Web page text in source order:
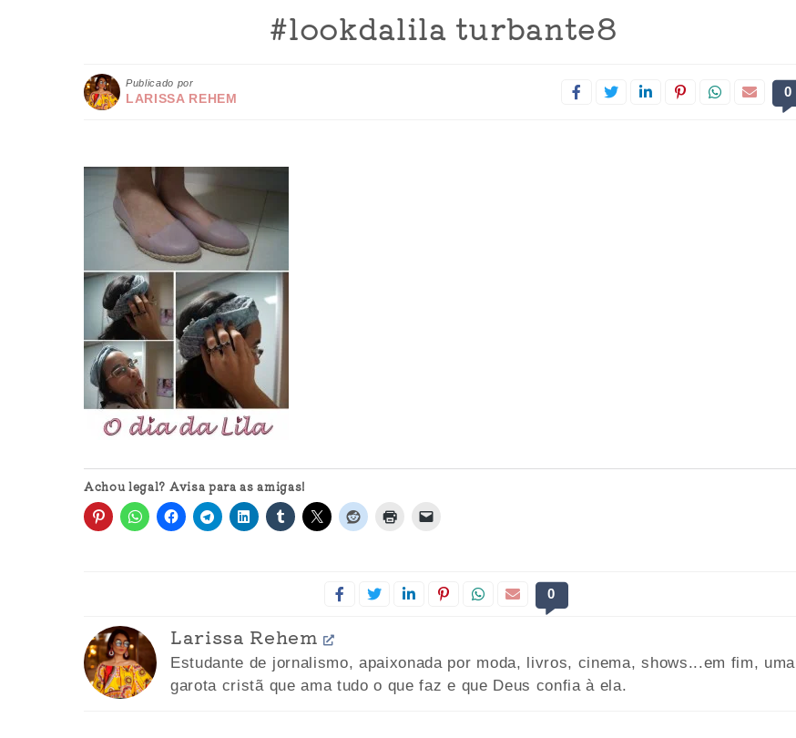
#lookdalila turbante8
Publicado por
LARISSA REHEM 0
Achou legal? Avisa para as amigas!
0
Larissa Rehem
Estudante de jornalismo, apaixonada por moda, livros, cinema, shows...em fim, uma
garota cristã que ama tudo o que faz e que Deus confia à ela.